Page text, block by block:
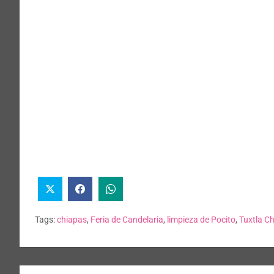
Tags:chiapas, Feria de Candelaria, limpieza de Pocito, Tuxtla